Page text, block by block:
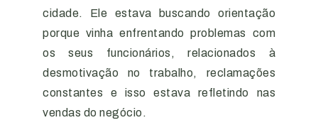
cidade. Ele estava buscando orientação
porque vinha enfrentando problemas com
os seus funcionários, relacionados à
desmotivação no trabalho, reclamações
constantes e isso estava refletindo nas
vendas do negócio.